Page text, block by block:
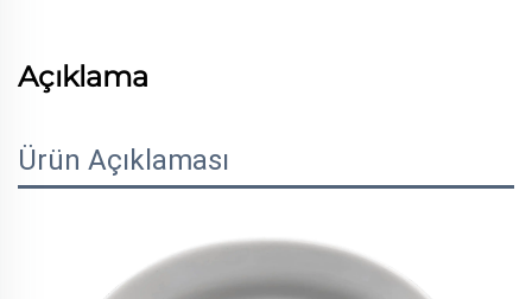
Açıklama
Ürün Açıklaması